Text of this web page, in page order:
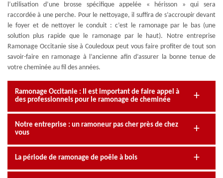
l’utilisation d’une brosse spécifique appelée « hérisson » qui sera
raccordée à une perche. Pour le nettoyage, il suffira de s’accroupir devant
le foyer et de nettoyer le conduit : c’est le ramonage par le bas (une
solution plus rapide que le ramonage par le haut). Notre entreprise
Ramonage Occitanie sise à Couledoux peut vous faire profiter de tout son
savoir-faire en ramonage à l’ancienne afin d’assurer la bonne tenue de
votre cheminée au fil des années.
Ramonage Occitanie : Il est important de faire appel à
des professionnels pour le ramonage de cheminée
Notre entreprise : un ramoneur pas cher près de chez
vous
La période de ramonage de poêle à bois